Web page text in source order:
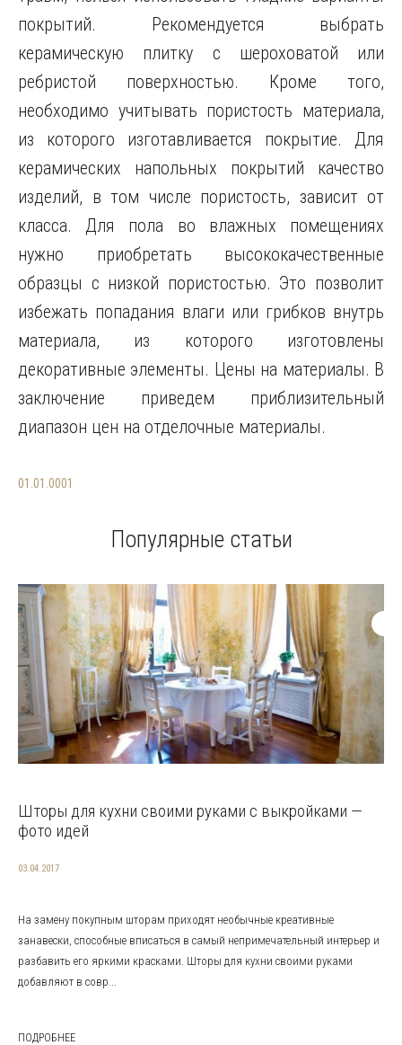
покрытий. Рекомендуется выбрать
керамическую плитку с шероховатой или
ребристой поверхностью. Кроме того,
необходимо учитывать пористость материала,
из которого изготавливается покрытие. Для
керамических напольных покрытий качество
изделий, в том числе пористость, зависит от
класса. Для пола во влажных помещениях
нужно приобретать высококачественные
образцы с низкой пористостью. Это позволит
избежать попадания влаги или грибков внутрь
материала, из которого изготовлены
декоративные элементы. Цены на материалы. В
заключение приведем приблизительный
диапазон цен на отделочные материалы.
01.01.0001
Популярные статьи
Шторы для кухни своими руками с выкройками —
фото идей
03.04.2017
На замену покупным шторам приходят необычные креативные
занавески, способные вписаться в самый непримечательный интерьер и
разбавить его яркими красками. Шторы для кухни своими руками
добавляют в совр...
ПОДРОБНЕЕ